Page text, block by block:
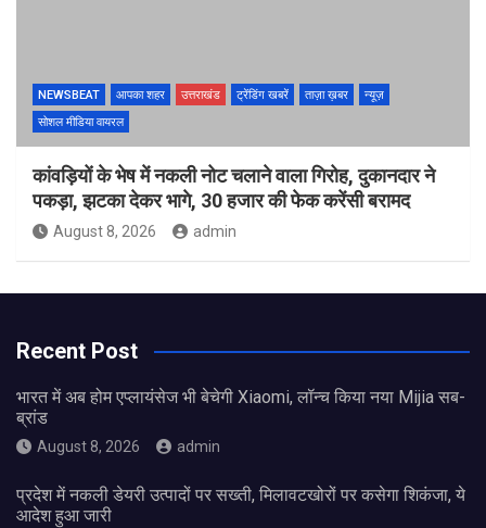
NEWSBEAT आपका शहर उत्तराखंड ट्रेंडिंग खबरें ताज़ा ख़बर
न्यूज़
सोशल मीडिया वायरल
कांवड़ियों के भेष में नकली नोट चलाने वाला गिरोह, दुकानदार ने
पकड़ा, झटका देकर भागे, 30 हजार की फेक करेंसी बरामद
August 8, 2026 admin
Recent Post
भारत में अब होम एप्लायंसेज भी बेचेगी Xiaomi, लॉन्च किया नया Mijia सब-
ब्रांड
August 8, 2026 admin
प्रदेश में नकली डेयरी उत्पादों पर सख्ती, मिलावटखोरों पर कसेगा शिकंजा, ये
आदेश हुआ जारी